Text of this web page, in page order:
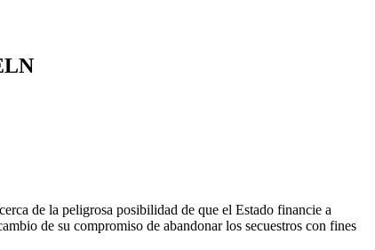
de la peligrosa posibilidad de que el Estado financie a
de su compromiso de abandonar los secuestros con fines